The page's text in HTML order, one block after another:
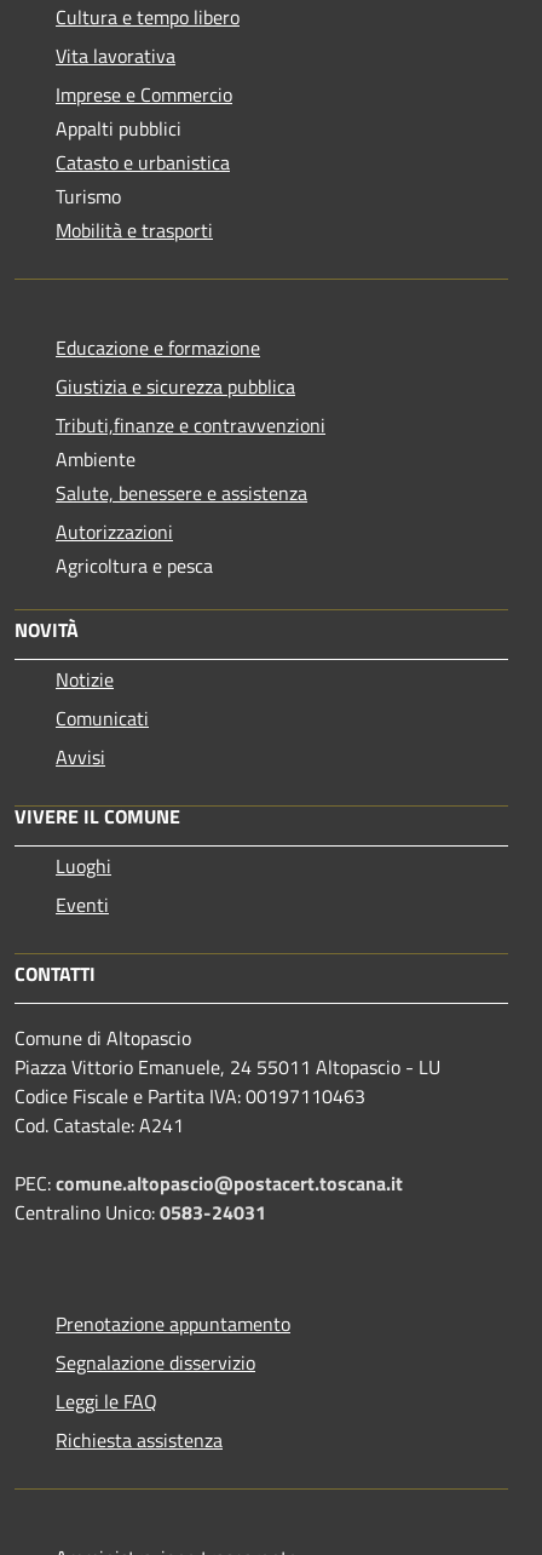
Cultura e tempo libero
Vita lavorativa
Imprese e Commercio
Appalti pubblici
Catasto e urbanistica
Turismo
Mobilità e trasporti
Educazione e formazione
Giustizia e sicurezza pubblica
Tributi,finanze e contravvenzioni
Ambiente
Salute, benessere e assistenza
Autorizzazioni
Agricoltura e pesca
NOVITÀ
Notizie
Comunicati
Avvisi
VIVERE IL COMUNE
Luoghi
Eventi
CONTATTI
Comune di Altopascio
Piazza Vittorio Emanuele, 24 55011 Altopascio - LU
Codice Fiscale e Partita IVA: 00197110463
Cod. Catastale: A241
PEC:comune.altopascio@postacert.toscana.it
Centralino Unico:0583-24031
Prenotazione appuntamento
Segnalazione disservizio
Leggi le FAQ
Richiesta assistenza